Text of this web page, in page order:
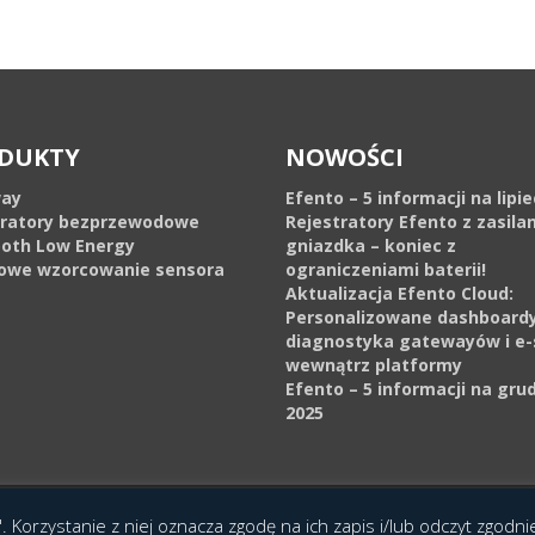
bezprzewodowe
Low Energy
wzorcowanie sensora
NOWOŚCI
Efento – 5 informacji na
Rejestratory Efento z
gniazdka – koniec z
ograniczeniami baterii!
Aktualizacja Efento Cloud:
Personalizowane
diagnostyka gatewayów i
wewnątrz platformy
Efento – 5 informacji na
2025
Interaktywna Epoka (e-poka.com).
z niej oznacza zgodę na ich zapis i/lub odczyt